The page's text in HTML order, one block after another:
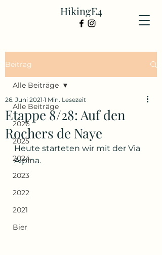
HikingE4
Beitrag
Alle Beiträge
2026
2025
2024
2023
2022
2021
Bier
Alle Beiträge
Etappe 8/28: Auf den
Rochers de Naye
26. Juni 2021 1 Min. Lesezeit
Heute starteten wir mit der Via
Alpina.